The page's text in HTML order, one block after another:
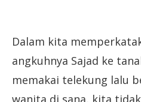
Dalam kita
angkuhnya Sajad ke
memakai telekung lalu
wanita di sana, kita